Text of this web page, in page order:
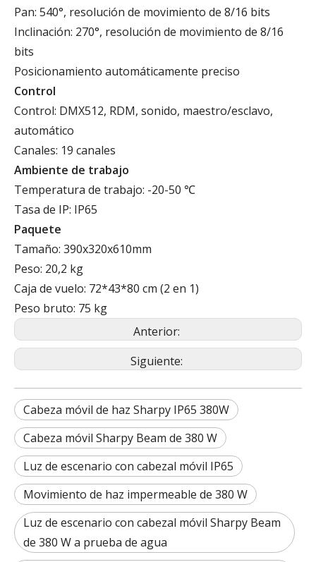
Pan: 540°, resolución de movimiento de 8/16 bits
Inclinación: 270°, resolución de movimiento de 8/16
bits
Posicionamiento automáticamente preciso
Control
Control: DMX512, RDM, sonido, maestro/esclavo,
automático
Canales: 19 canales
Ambiente de trabajo
Temperatura de trabajo: -20-50 ℃
Tasa de IP: IP65
Paquete
Tamaño: 390x320x610mm
Peso: 20,2 kg
Caja de vuelo: 72*43*80 cm (2 en 1)
Peso bruto: 75 kg
Anterior:
Siguiente:
Cabeza móvil de haz Sharpy IP65 380W
Cabeza móvil Sharpy Beam de 380 W
Luz de escenario con cabezal móvil IP65
Movimiento de haz impermeable de 380 W
Luz de escenario con cabezal móvil Sharpy Beam
de 380 W a prueba de agua